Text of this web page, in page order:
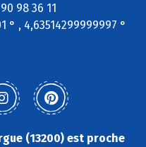
98 36 11
° , 4,63514299999997 °
(13200) est proche